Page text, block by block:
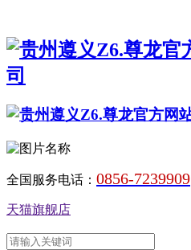
全国服务电话： 0856-7239909
天猫旗舰店